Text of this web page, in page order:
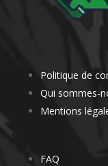
Politique de
Qui sommes-
Mentions
FAQ